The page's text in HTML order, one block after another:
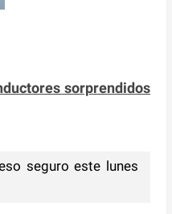
sorprendidos
seguro este lunes